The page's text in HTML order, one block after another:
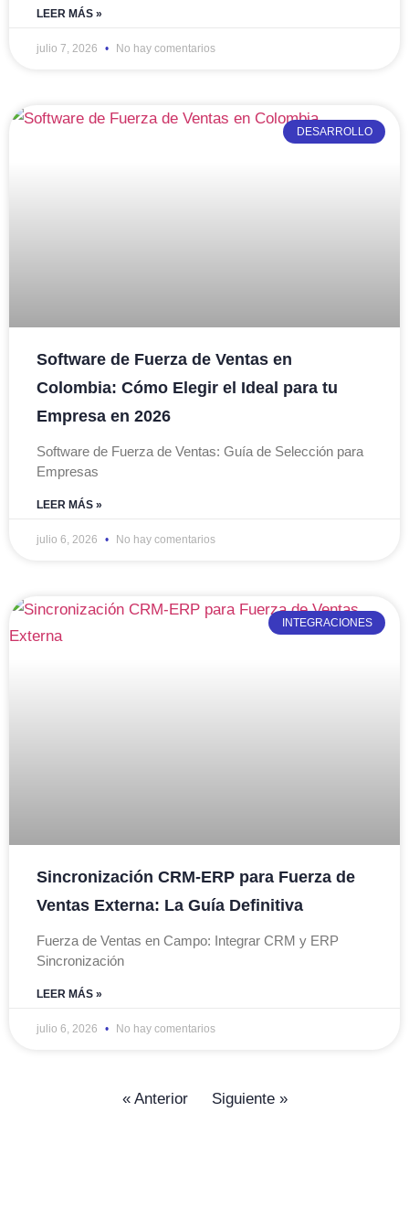
LEER MÁS »
julio 7, 2026 No hay comentarios
DESARROLLO
Software de Fuerza de Ventas en
Colombia: Cómo Elegir el Ideal para tu
Empresa en 2026
Software de Fuerza de Ventas: Guía de Selección para
Empresas
LEER MÁS »
julio 6, 2026 No hay comentarios
INTEGRACIONES
Sincronización CRM-ERP para Fuerza de
Ventas Externa: La Guía Definitiva
Fuerza de Ventas en Campo: Integrar CRM y ERP
Sincronización
LEER MÁS »
julio 6, 2026 No hay comentarios
« Anterior Siguiente »